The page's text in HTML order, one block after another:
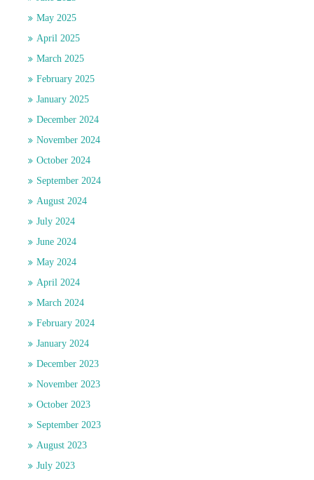
May 2025
April 2025
March 2025
February 2025
January 2025
December 2024
November 2024
October 2024
September 2024
August 2024
July 2024
June 2024
May 2024
April 2024
March 2024
February 2024
January 2024
December 2023
November 2023
October 2023
September 2023
August 2023
July 2023